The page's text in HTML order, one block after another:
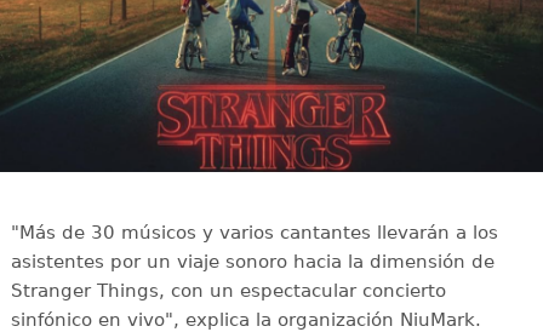
"Más de 30 músicos y varios cantantes llevarán a los
asistentes por un viaje sonoro hacia la dimensión de
Stranger Things, con un espectacular concierto
sinfónico en vivo", explica la organización NiuMark.